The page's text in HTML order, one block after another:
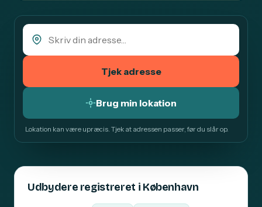
Tjek adresse
Brug min lokation
Lokation kan være upræcis. Tjek at adressen passer, før du slår op.
Udbydere registreret i København